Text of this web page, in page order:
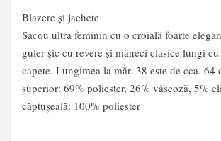
Blazere și jachete
Sacou ultra feminin cu o croială foarte
guler şic cu revere şi mâneci clasice lungi
capete. Lungimea la măr. 38 este de cca. 64
superior: 69% poliester, 26% vâscoză, 5%
căptuşeală: 100% poliester